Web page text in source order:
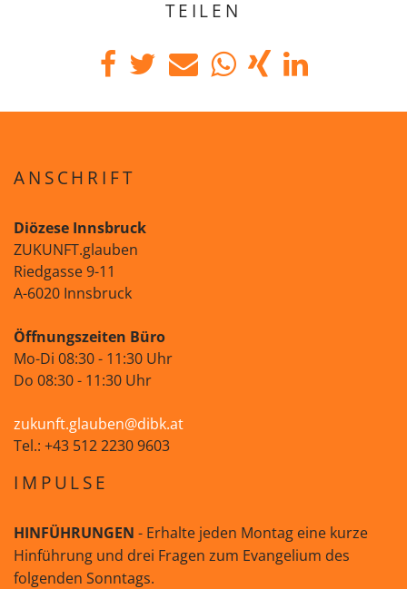
TEILEN
ANSCHRIFT
Diözese Innsbruck
ZUKUNFT.glauben
Riedgasse 9-11
A-6020 Innsbruck
Öffnungszeiten Büro
Mo-Di 08:30 - 11:30 Uhr
Do 08:30 - 11:30 Uhr
zukunft.glauben@dibk.at
Tel.: +43 512 2230 9603
IMPULSE
HINFÜHRUNGEN - Erhalte jeden Montag eine kurze
Hinführung und drei Fragen zum Evangelium des
folgenden Sonntags.